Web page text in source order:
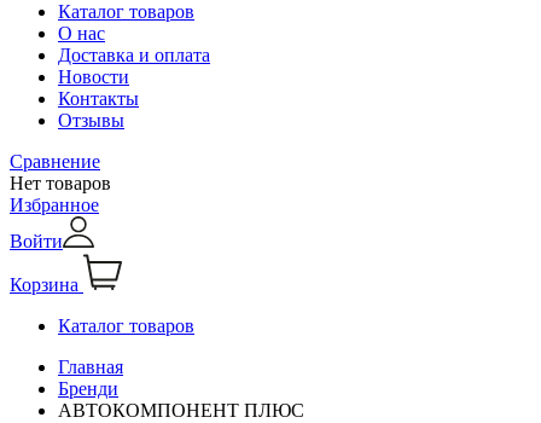
Каталог товаров
О нас
Доставка и оплата
Новости
Контакты
Отзывы
Сравнение
Нет товаров
Избранное
Войти
Корзина
Каталог товаров
Главная
Бренди
АВТОКОМПОНЕНТ ПЛЮС